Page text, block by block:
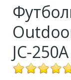
JC-250A